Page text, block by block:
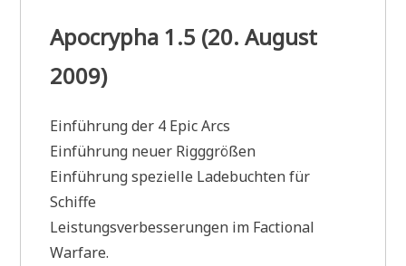
Apocrypha 1.5 (20. August
2009)
Einführung der 4 Epic Arcs
Einführung neuer Rigggrößen
Einführung spezielle Ladebuchten für
Schiffe
Leistungsverbesserungen im Factional
Warfare.